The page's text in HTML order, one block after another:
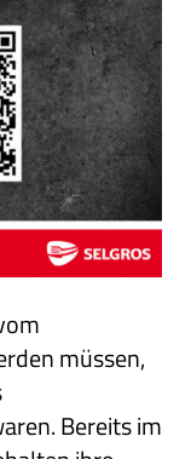
müssen,
Bereits im